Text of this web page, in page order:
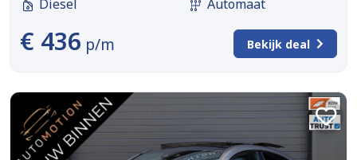
Diesel
Automaat
€ 436 p/m Bekijk deal